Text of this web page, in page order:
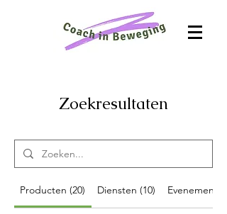
Zoekresultaten
Producten (20) Diensten (10) Evenementen